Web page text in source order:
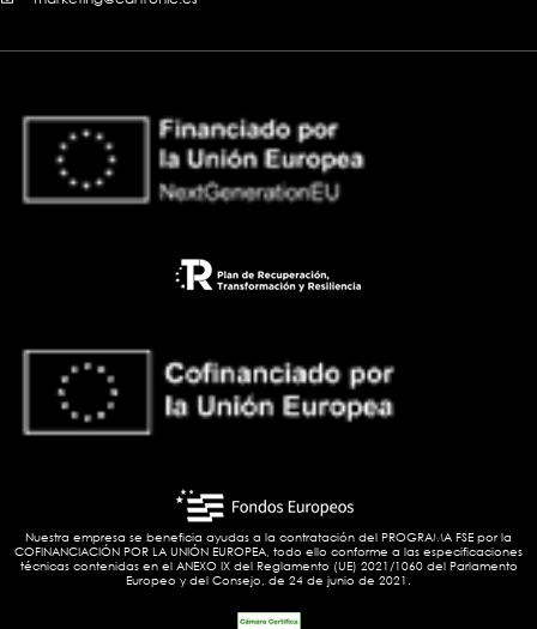
Nuestra empresa se beneficia ayudas a la contratación del PROGRAMA FSE por la
COFINANCIACIÓN POR LA UNIÓN EUROPEA, todo ello conforme a las especificaciones
técnicas contenidas en el ANEXO IX del Reglamento (UE) 2021/1060 del Parlamento
Europeo y del Consejo, de 24 de junio de 2021.